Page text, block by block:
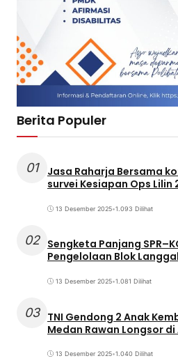
Berita Populer
01
Jasa Raharja Bersama
survei Kesiapan Ops
13 Desember 2025•1.093 Dilihat
02 Sengketa Panjang
Pengelolaan Blok
13 Desember 2025•1.081 Dilihat
03 TNI Gendong 2 Anak
Medan Rawan Longsor di
13 Desember 2025•1.040 Dilihat